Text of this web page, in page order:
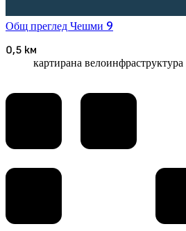
Общ преглед Чешми 9
0,5 км
картирана велоинфраструктура